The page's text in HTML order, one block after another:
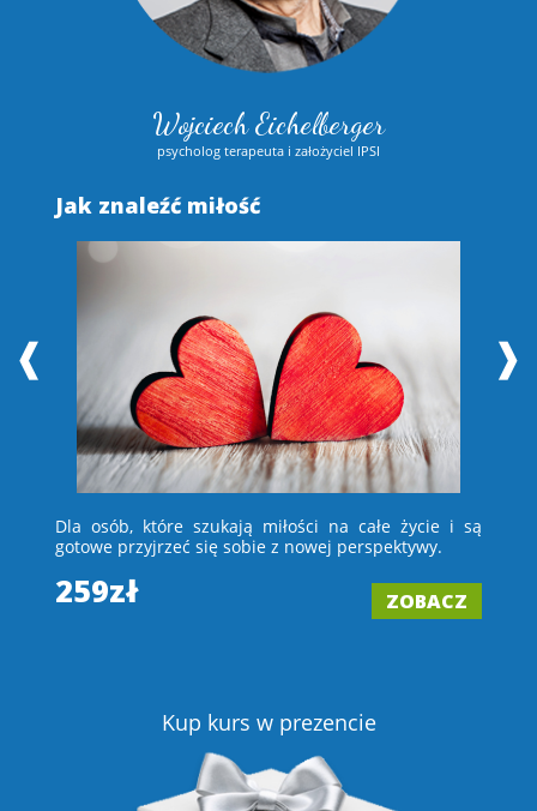
Wojciech Eichelberger
psycholog terapeuta i założyciel IPSI
Jak znaleźć miłość
Dla osób, które szukają miłości na całe życie i są
gotowe przyjrzeć się sobie z nowej perspektywy.
259zł ZOBACZ
❰ ❱
Kup kurs w prezencie